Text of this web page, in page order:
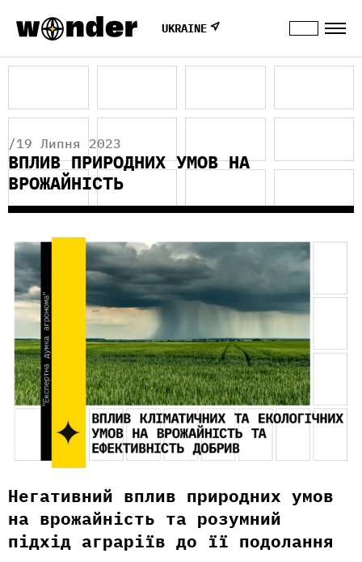
UKRAINE
/19 Липня 2023
ВПЛИВ ПРИРОДНИХ УМОВ НА
ВРОЖАЙНІСТЬ
Негативний вплив природних умов
на врожайність та розумний
підхід аграріїв до її подолання